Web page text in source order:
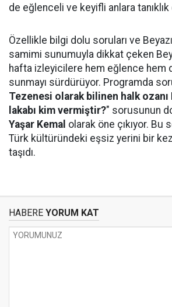
de eğlenceli ve keyifli anlara tanıklık
Özellikle bilgi dolu soruları ve
samimi sunumuyla dikkat çeken
hafta izleyicilere hem eğlence hem
sunmayı sürdürüyor. Programda
Tezenesi olarak bilinen halk ozanı
lakabı kim vermiştir?" sorusunun
Yaşar Kemal olarak öne çıkıyor. Bu
Türk kültüründeki eşsiz yerini bir
taşıdı.
HABERE YORUM KAT